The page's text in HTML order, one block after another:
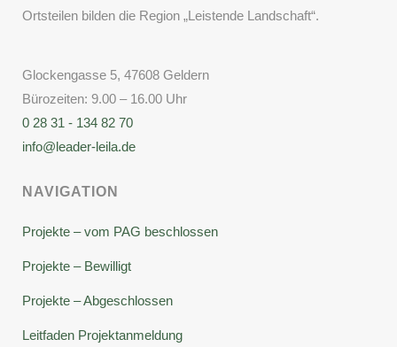
Ortsteilen bilden die Region „Leistende Landschaft“.
Glockengasse 5, 47608 Geldern
Bürozeiten: 9.00 – 16.00 Uhr
0 28 31 - 134 82 70
info@leader-leila.de
NAVIGATION
Projekte – vom PAG beschlossen
Projekte – Bewilligt
Projekte – Abgeschlossen
Leitfaden Projektanmeldung